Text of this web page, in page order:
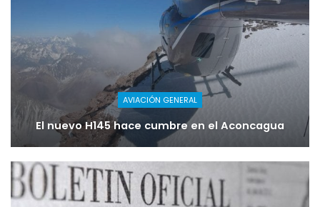
AVIACIÓN GENERAL
El nuevo H145 hace cumbre en el Aconcagua